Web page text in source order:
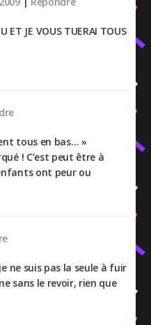
ET JE VOUS TUERAI TOUS
tous en bas… »
! C’est peut être à
ont peur ou
ne suis pas la seule à fuir
sans le revoir, rien que